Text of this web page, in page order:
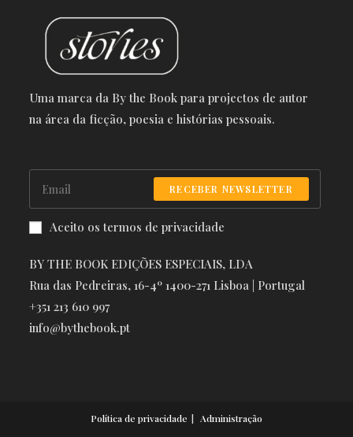
Uma marca da By the Book para projectos de autor
na área da ficção, poesia e histórias pessoais.
RECEBER NEWSLETTER
Aceito os termos de privacidade
BY THE BOOK EDIÇÕES ESPECIAIS, LDA
Rua das Pedreiras, 16-4º 1400-271 Lisboa | Portugal
+351 213 610 997
info@bythebook.pt
Política de privacidade Administração